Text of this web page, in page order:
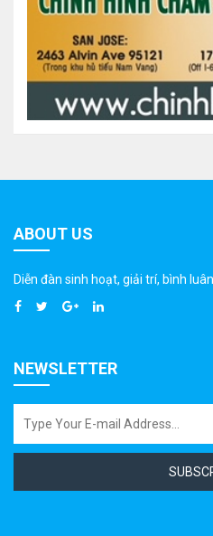
ABOUT US
Diễn đàn sinh hoạt, giải trí, bình
NEWSLETTER